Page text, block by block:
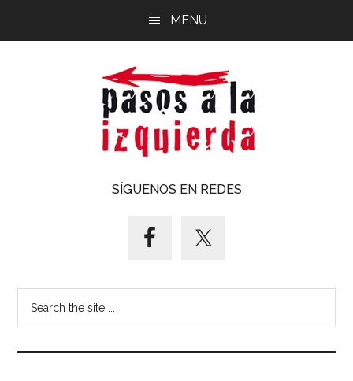
MENU
Pasos
izquierda
SÍGUENOS EN REDES